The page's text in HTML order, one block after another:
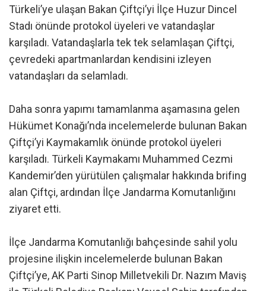
Türkeli’ye ulaşan Bakan Çiftçi’yi İlçe Huzur Dincel
Stadı önünde protokol üyeleri ve vatandaşlar
karşıladı. Vatandaşlarla tek tek selamlaşan Çiftçi,
çevredeki apartmanlardan kendisini izleyen
vatandaşları da selamladı.
Daha sonra yapımı tamamlanma aşamasına gelen
Hükümet Konağı’nda incelemelerde bulunan Bakan
Çiftçi’yi Kaymakamlık önünde protokol üyeleri
karşıladı. Türkeli Kaymakamı Muhammed Cezmi
Kandemir’den yürütülen çalışmalar hakkında brifing
alan Çiftçi, ardından İlçe Jandarma Komutanlığını
ziyaret etti.
İlçe Jandarma Komutanlığı bahçesinde sahil yolu
projesine ilişkin incelemelerde bulunan Bakan
Çiftçi’ye, AK Parti Sinop Milletvekili Dr. Nazım Maviş